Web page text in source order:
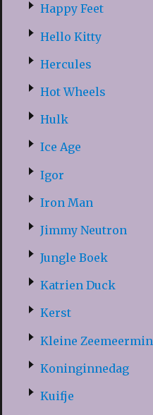
Happy Feet
Hello Kitty
Hercules
Hot Wheels
Hulk
Ice Age
Igor
Iron Man
Jimmy Neutron
Jungle Boek
Katrien Duck
Kerst
Kleine Zeemeermin
Koninginnedag
Kuifje